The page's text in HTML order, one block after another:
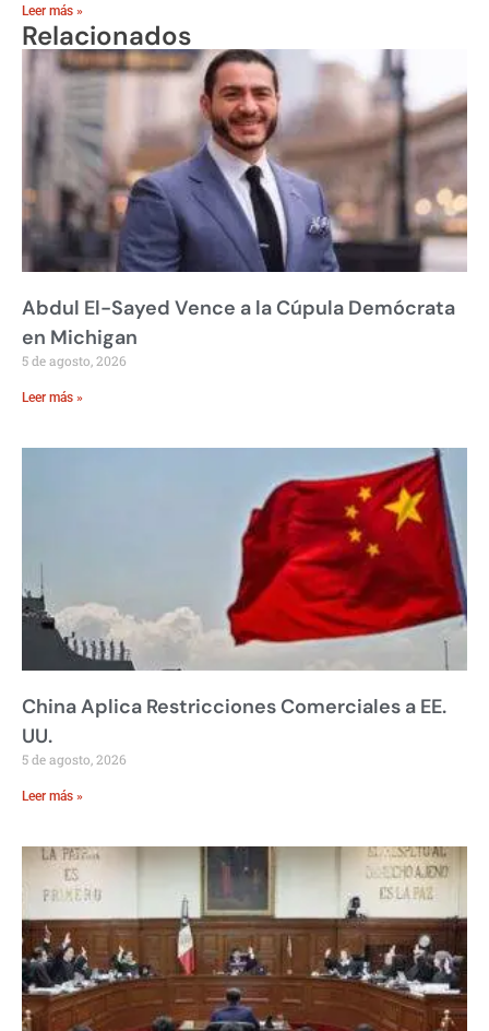
Leer más »
Relacionados
Abdul El-Sayed Vence a la Cúpula Demócrata
en Michigan
5 de agosto, 2026
Leer más »
China Aplica Restricciones Comerciales a EE.
UU.
5 de agosto, 2026
Leer más »